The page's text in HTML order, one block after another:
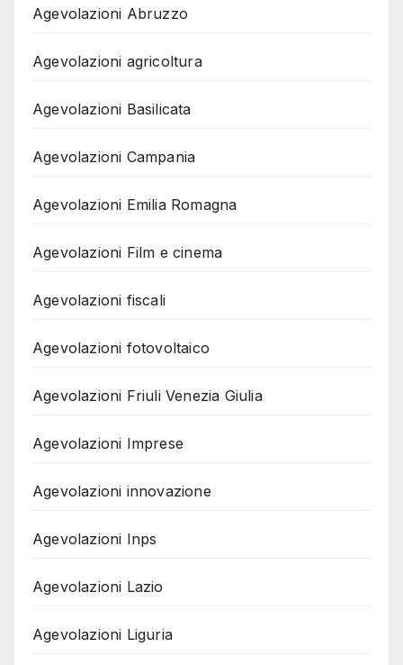
Agevolazioni Abruzzo
Agevolazioni agricoltura
Agevolazioni Basilicata
Agevolazioni Campania
Agevolazioni Emilia Romagna
Agevolazioni Film e cinema
Agevolazioni fiscali
Agevolazioni fotovoltaico
Agevolazioni Friuli Venezia Giulia
Agevolazioni Imprese
Agevolazioni innovazione
Agevolazioni Inps
Agevolazioni Lazio
Agevolazioni Liguria